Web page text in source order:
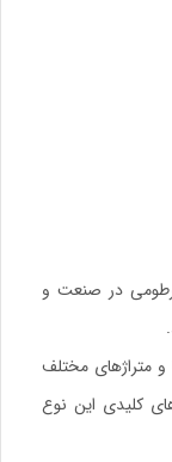
در صنعت و
و متراژهای مختلف
کلیدی این نوع